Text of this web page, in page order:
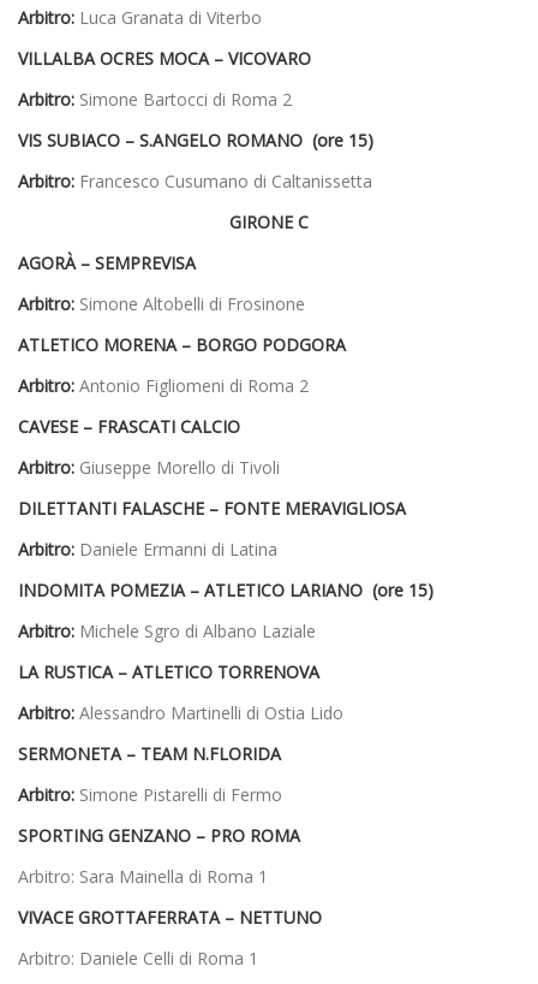
Arbitro: Luca Granata di Viterbo
VILLALBA OCRES MOCA – VICOVARO
Arbitro: Simone Bartocci di Roma 2
VIS SUBIACO – S.ANGELO ROMANO (ore 15)
Arbitro: Francesco Cusumano di Caltanissetta
GIRONE C
AGORÀ – SEMPREVISA
Arbitro: Simone Altobelli di Frosinone
ATLETICO MORENA – BORGO PODGORA
Arbitro: Antonio Figliomeni di Roma 2
CAVESE – FRASCATI CALCIO
Arbitro: Giuseppe Morello di Tivoli
DILETTANTI FALASCHE – FONTE MERAVIGLIOSA
Arbitro: Daniele Ermanni di Latina
INDOMITA POMEZIA – ATLETICO LARIANO (ore 15)
Arbitro: Michele Sgro di Albano Laziale
LA RUSTICA – ATLETICO TORRENOVA
Arbitro: Alessandro Martinelli di Ostia Lido
SERMONETA – TEAM N.FLORIDA
Arbitro: Simone Pistarelli di Fermo
SPORTING GENZANO – PRO ROMA
Arbitro: Sara Mainella di Roma 1
VIVACE GROTTAFERRATA – NETTUNO
Arbitro: Daniele Celli di Roma 1